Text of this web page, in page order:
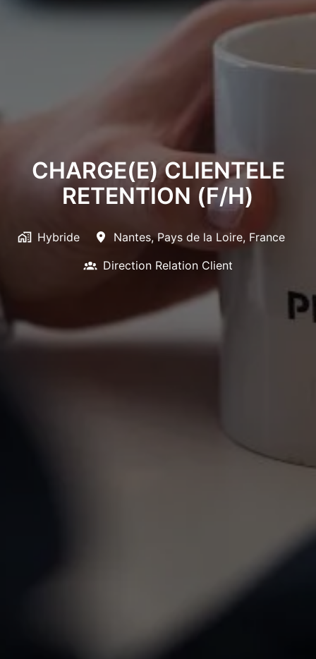
CHARGE(E) CLIENTELE
RETENTION (F/H)
Hybride Nantes, Pays de la Loire, France
Direction Relation Client